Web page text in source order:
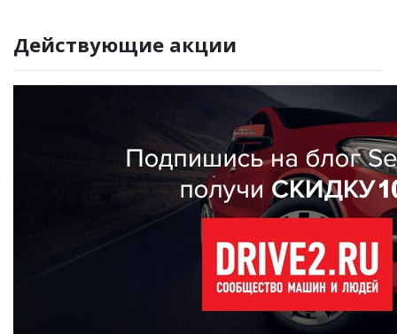
Действующие акции